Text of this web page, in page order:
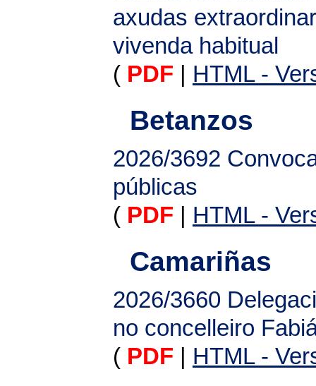
axudas
vivenda habitual
( PDF HTML -
Betanzos
2026/3692
públicas
( PDF HTML -
Camariñas
2026/3660
no concelleiro
( PDF HTML -